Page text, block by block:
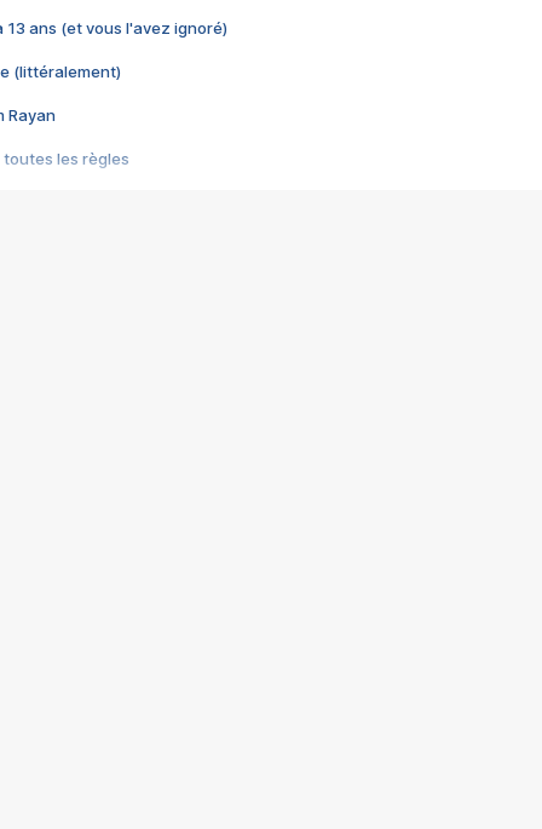
13 ans (et vous l'avez ignoré)
(littéralement)
Rayan
toutes les règles